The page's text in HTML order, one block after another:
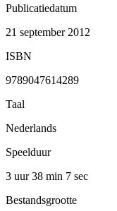
Publicatiedatum
21 september 2012
ISBN
9789047614289
Taal
Nederlands
Speelduur
3 uur 38 min 7 sec
Bestandsgrootte